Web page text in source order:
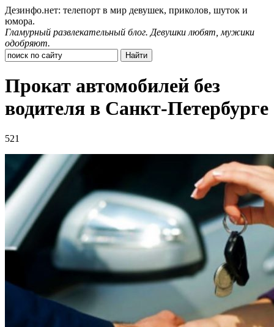
Дезинфо.нет: телепорт в мир девушек, приколов, шуток и
юмора.
Гламурный развлекательный блог. Девушки любят, мужики
одобряют.
Прокат автомобилей без
водителя в Санкт-Петербурге
521